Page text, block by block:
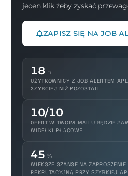
jeden klik żeby zyskać
ZAPISZ SIĘ NA JOB
18 h
UŻYTKOWNICY Z JOB ALERTEM
SZYBCIEJ NIŻ POZOSTALI.
10/10
OFERT W TWOIM MAILU BĘDZIE
WIDEŁKI PŁACOWE.
45 %
WIĘKSZE SZANSE NA ZAPROSZENIE
REKRUTACYJNĄ PRZY SZYBKIEJ